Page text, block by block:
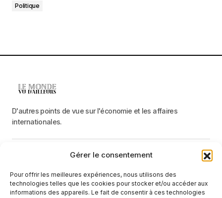
Gérer le consentement
Pour offrir les meilleures expériences, nous utilisons des
technologies telles que les cookies pour stocker et/ou accéder aux
informations des appareils. Le fait de consentir à ces technologies
Politique
D'autres points de vue sur l'économie et les affaires
internationales.
Catégories